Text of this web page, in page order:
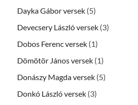
Dayka Gábor versek (5)
Devecsery László versek (3)
Dobos Ferenc versek (1)
Dömötör János versek (1)
Donászy Magda versek (5)
Donkó László versek (3)